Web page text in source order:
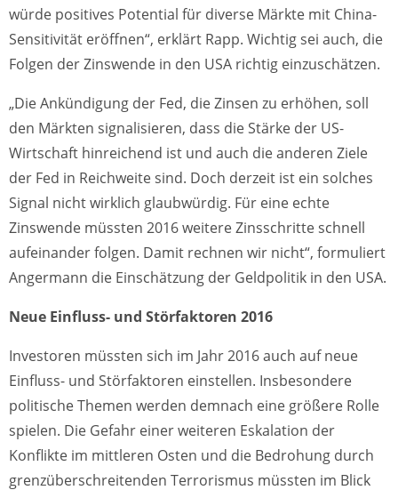
würde positives Potential für diverse Märkte mit China-
Sensitivität eröffnen“, erklärt Rapp. Wichtig sei auch, die
Folgen der Zinswende in den USA richtig einzuschätzen.
„Die Ankündigung der Fed, die Zinsen zu erhöhen, soll
den Märkten signalisieren, dass die Stärke der US-
Wirtschaft hinreichend ist und auch die anderen Ziele
der Fed in Reichweite sind. Doch derzeit ist ein solches
Signal nicht wirklich glaubwürdig. Für eine echte
Zinswende müssten 2016 weitere Zinsschritte schnell
aufeinander folgen. Damit rechnen wir nicht“, formuliert
Angermann die Einschätzung der Geldpolitik in den USA.
Neue Einfluss- und Störfaktoren 2016
Investoren müssten sich im Jahr 2016 auch auf neue
Einfluss- und Störfaktoren einstellen. Insbesondere
politische Themen werden demnach eine größere Rolle
spielen. Die Gefahr einer weiteren Eskalation der
Konflikte im mittleren Osten und die Bedrohung durch
grenzüberschreitenden Terrorismus müssten im Blick